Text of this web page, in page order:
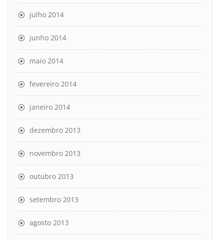
julho 2014
junho 2014
maio 2014
fevereiro 2014
janeiro 2014
dezembro 2013
novembro 2013
outubro 2013
setembro 2013
agosto 2013